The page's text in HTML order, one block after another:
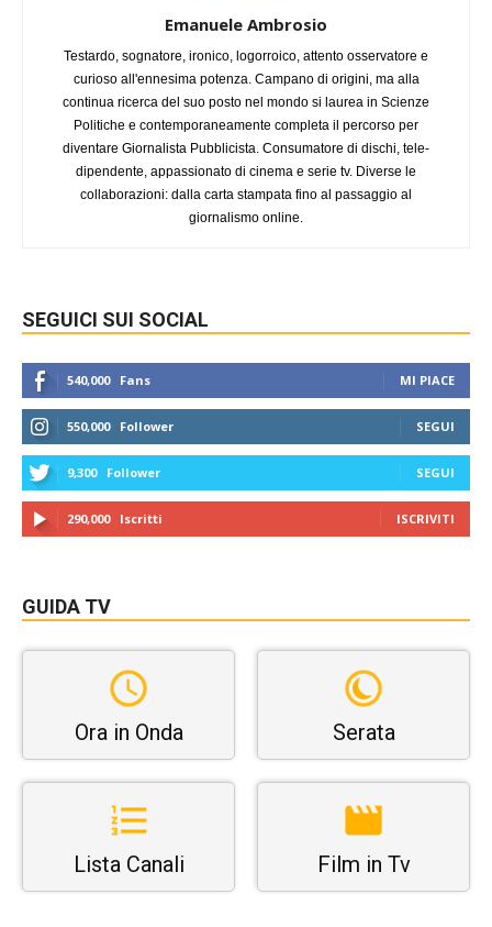
Emanuele Ambrosio
Testardo, sognatore, ironico, logorroico, attento osservatore e
curioso all'ennesima potenza. Campano di origini, ma alla
continua ricerca del suo posto nel mondo si laurea in Scienze
Politiche e contemporaneamente completa il percorso per
diventare Giornalista Pubblicista. Consumatore di dischi, tele-
dipendente, appassionato di cinema e serie tv. Diverse le
collaborazioni: dalla carta stampata fino al passaggio al
giornalismo online.
SEGUICI SUI SOCIAL
540,000 Fans MI PIACE
550,000 Follower SEGUI
9,300 Follower SEGUI
290,000 Iscritti ISCRIVITI
GUIDA TV
Ora in Onda Serata
Lista Canali Film in Tv